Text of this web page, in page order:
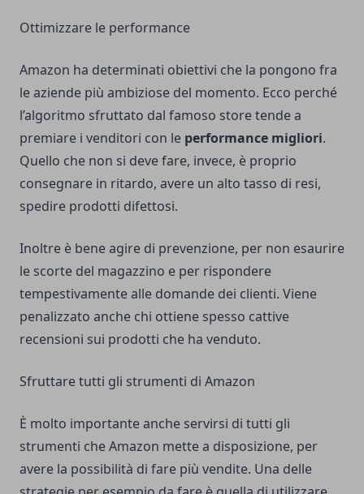
Ottimizzare le performance
Amazon ha determinati obiettivi che la pongono fra
le aziende più ambiziose del momento. Ecco perché
l’algoritmo sfruttato dal famoso store tende a
premiare i venditori con le performance migliori.
Quello che non si deve fare, invece, è proprio
consegnare in ritardo, avere un alto tasso di resi,
spedire prodotti difettosi.
Inoltre è bene agire di prevenzione, per non esaurire
le scorte del magazzino e per rispondere
tempestivamente alle domande dei clienti. Viene
penalizzato anche chi ottiene spesso cattive
recensioni sui prodotti che ha venduto.
Sfruttare tutti gli strumenti di Amazon
È molto importante anche servirsi di tutti gli
strumenti che Amazon mette a disposizione, per
avere la possibilità di fare più vendite. Una delle